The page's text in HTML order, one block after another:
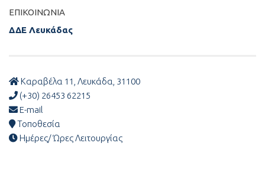
ΕΠΙΚΟΙΝΩΝΊΑ
ΔΔΕ Λευκάδας
Καραβέλα 11, Λευκάδα, 31100
(+30) 26453 62215
E-mail
Τοποθεσία
Ημέρες/ Ώρες Λειτουργίας